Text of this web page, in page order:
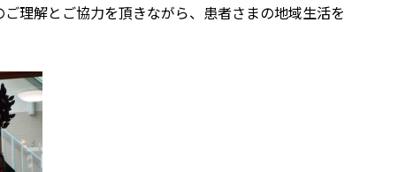
理解とご協力を頂きながら、患者さまの地域生活を